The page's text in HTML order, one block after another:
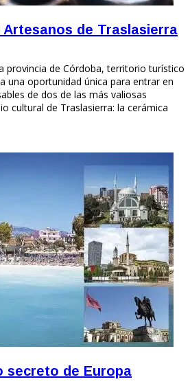
Artesanos de Traslasierra
provincia de Córdoba, territorio turístico
una oportunidad única para entrar en
de dos de las más valiosas
cultural de Traslasierra: la cerámica
secreto de Europa